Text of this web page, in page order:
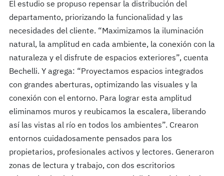
El estudio se propuso repensar la distribución del
departamento, priorizando la funcionalidad y las
necesidades del cliente. “Maximizamos la iluminación
natural, la amplitud en cada ambiente, la conexión con la
naturaleza y el disfrute de espacios exteriores”, cuenta
Bechelli. Y agrega: “Proyectamos espacios integrados
con grandes aberturas, optimizando las visuales y la
conexión con el entorno. Para lograr esta amplitud
eliminamos muros y reubicamos la escalera, liberando
así las vistas al río en todos los ambientes”. Crearon
entornos cuidadosamente pensados para los
propietarios, profesionales activos y lectores. Generaron
zonas de lectura y trabajo, con dos escritorios